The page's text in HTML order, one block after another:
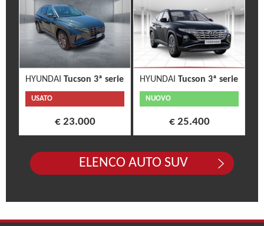
HYUNDAI Tucson 3ª serie
USATO
€ 23.000
HYUNDAI Tucson 3ª serie
NUOVO
€ 25.400
ELENCO AUTO SUV